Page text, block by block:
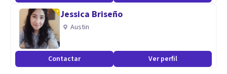
Jessica Briseño
Austin
Contactar Ver perfil